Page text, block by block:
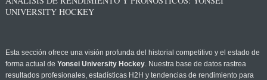
UNIVERSITY HOCKEY
Esta sección ofrece una visión profunda del historial competitivo y el estado de
forma actual de Yonsei University Hockey. Nuestra base de datos rastrea
resultados profesionales, estadísticas H2H y tendencias de rendimiento para